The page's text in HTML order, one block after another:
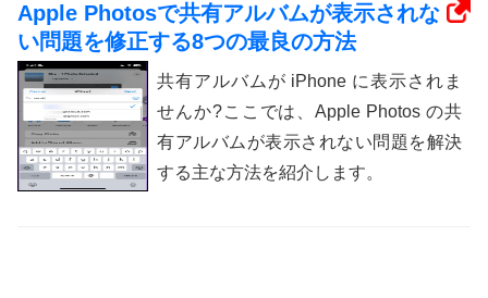
Apple Photosで共有アルバムが表示されな
い問題を修正する8つの最良の方法
共有アルバムが iPhone に表示されま
せんか?ここでは、Apple Photos の共
有アルバムが表示されない問題を解決
する主な方法を紹介します。